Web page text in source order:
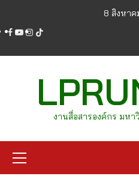
content
8 สิงหาค
facebook
youtube
instagram
tiktok
งานสื่อสารองค์กร มหา
Menu